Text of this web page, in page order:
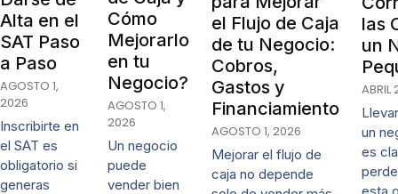
Alta en el
SAT Paso
a Paso
AGOSTO 1,
2026
Inscribirte en
el SAT es
obligatorio si
generas
Cómo
Mejorarlo
en tu
Negocio?
AGOSTO 1,
2026
Un negocio
puede
vender bien
el Flujo de Caja
de tu Negocio:
Cobros,
Gastos y
Financiamiento
AGOSTO 1, 2026
Mejorar el flujo de
caja no depende
las
un
ABRIL
un
es